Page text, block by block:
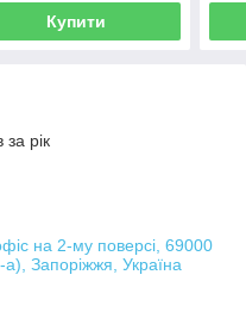
Купити
за рік
на 2-му поверсі, 69000
Запоріжжя, Україна